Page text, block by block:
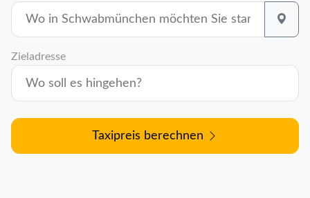
Zieladresse
Taxipreis berechnen